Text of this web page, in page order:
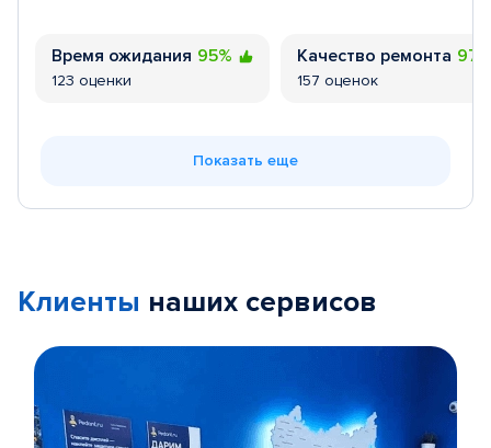
Время ожидания 95%
123 оценки
Качество ремонта
157 оценок
Показать еще
Клиенты наших сервисов